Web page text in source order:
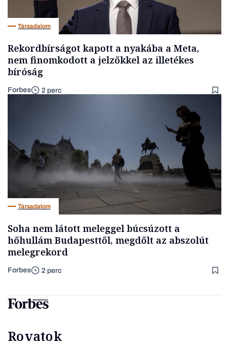
Társadalom
Rekordbírságot kapott a nyakába a Meta,
nem finomkodott a jelzőkkel az illetékes
bíróság
Forbes 2 perc
Társadalom
Soha nem látott meleggel búcsúzott a
hőhullám Budapesttől, megdőlt az abszolút
melegrekord
Forbes 2 perc
Rovatok